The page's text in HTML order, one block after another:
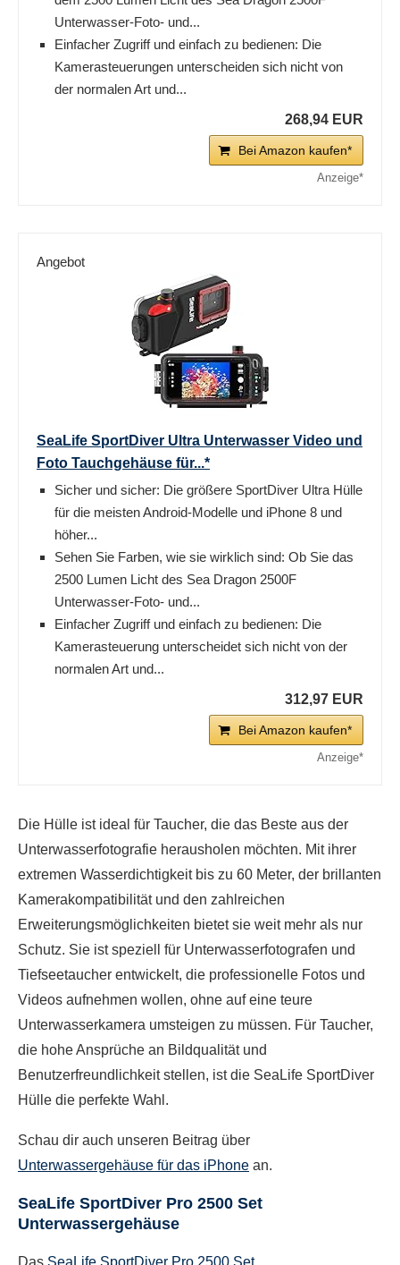
Unterwasser-Foto- und...
Einfacher Zugriff und einfach zu bedienen: Die
Kamerasteuerungen unterscheiden sich nicht von
der normalen Art und...
268,94 EUR
Bei Amazon kaufen*
Angebot
SeaLife SportDiver Ultra Unterwasser Video und
Foto Tauchgehäuse für...*
Sicher und sicher: Die größere SportDiver Ultra Hülle
für die meisten Android-Modelle und iPhone 8 und
höher...
Sehen Sie Farben, wie sie wirklich sind: Ob Sie das
2500 Lumen Licht des Sea Dragon 2500F
Unterwasser-Foto- und...
Einfacher Zugriff und einfach zu bedienen: Die
Kamerasteuerung unterscheidet sich nicht von der
normalen Art und...
312,97 EUR
Bei Amazon kaufen*
Die Hülle ist ideal für Taucher, die das Beste aus der
Unterwasserfotografie herausholen möchten. Mit ihrer
extremen Wasserdichtigkeit bis zu 60 Meter, der brillanten
Kamerakompatibilität und den zahlreichen
Erweiterungsmöglichkeiten bietet sie weit mehr als nur
Schutz. Sie ist speziell für Unterwasserfotografen und
Tiefseetaucher entwickelt, die professionelle Fotos und
Videos aufnehmen wollen, ohne auf eine teure
Unterwasserkamera umsteigen zu müssen. Für Taucher,
die hohe Ansprüche an Bildqualität und
Benutzerfreundlichkeit stellen, ist die SeaLife SportDiver
Hülle die perfekte Wahl.
Schau dir auch unseren Beitrag über
Unterwassergehäuse für das iPhone an.
SeaLife SportDiver Pro 2500 Set
Unterwassergehäuse